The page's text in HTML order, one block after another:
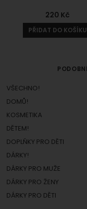
220 Kč
PŘIDAT DO KOŠÍKU
VŠECHNO!
DOMŮ!
KOSMETIKA
DĚTEM!
DOPLŇKY PRO DĚTI
DÁRKY!
DÁRKY PRO MUŽE
DÁRKY PRO ŽENY
DÁRKY PRO DĚTI